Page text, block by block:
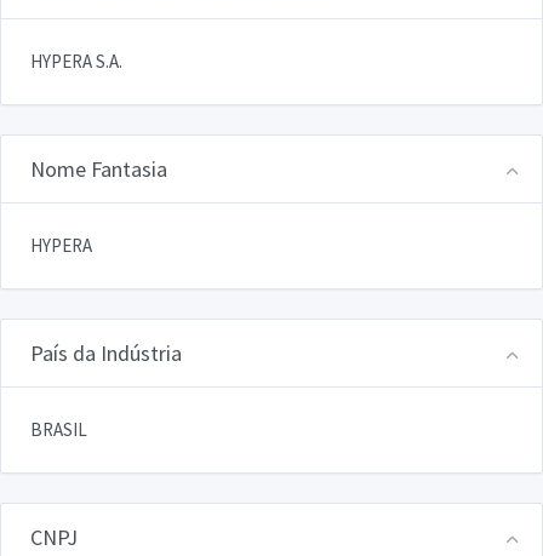
HYPERA S.A.
Nome Fantasia
HYPERA
País da Indústria
BRASIL
CNPJ